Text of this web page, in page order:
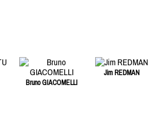
Bruno GIACOMELLI
Jim REDMAN